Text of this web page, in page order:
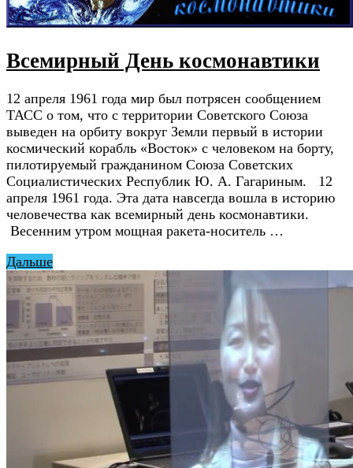
Всемирный День космонавтики
12 апреля 1961 года мир был потрясен сообщением
ТАСС о том, что с территории Советского Союза
выведен на орбиту вокруг Земли первый в истории
космический корабль «Восток» с человеком на борту,
пилотируемый гражданином Союза Советских
Социалистических Республик Ю. А. Гагариным. 12
апреля 1961 года. Эта дата навсегда вошла в историю
человечества как всемирный день космонавтики.
Весенним утром мощная ракета-носитель …
Дальше